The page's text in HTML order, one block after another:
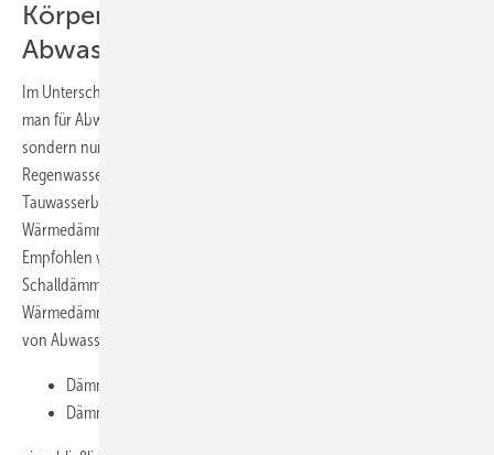
Körperschallentkoppelung von
Abwasserleitungen
Im Unterschied zu den Trinkwasser- und Heizungsleitungen benötigt
man für Abwasserleitungen in der Regel keine Wärmedämmung,
sondern nur eine Körperschalldämmung. Innen liegende
Regenwasserleitungen sollten aber grundsätzlich zur Vermeidung von
Tauwasserbildung in bestimmten warmen Gebäudebereichen eine
Wärmedämmung mit dampfbremsenden Eigenschaften erhalten.
Empfohlen wird, eine klassische Wärmedämmung, in die
Schalldämmeigenschaften integriert sind, zu verwenden. Ist keine
Wärmedämmung erforderlich, stehen für die akustische Entkoppelung
von Abwasser- und Regenwasserleitungen vom Baukörper das
Dämmsystem MSA4 für gusseiserne Rohre
Dämmsystem MSA9 für Kunststoffrohre